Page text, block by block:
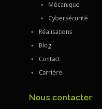
Mécanique
Cybersécurité
Réalisations
Blog
Contact
Carrière
Nous contacter